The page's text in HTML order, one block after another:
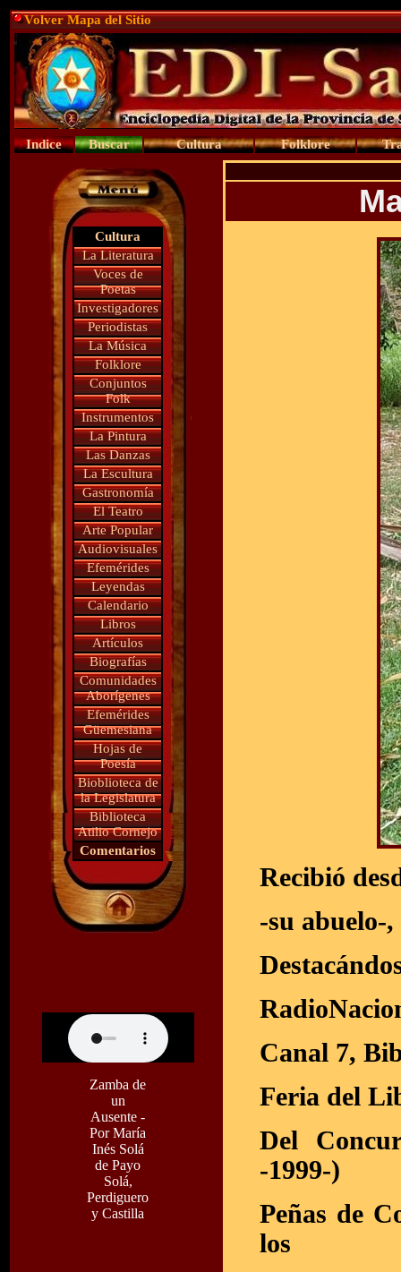
Volver Mapa del Sitio
Indice Buscar Cultura Folklore
Cultura
La Literatura
Voces de
Poetas
Investigadores
Periodistas
La Música
Folklore
Conjuntos
Folk
Instrumentos
La Pintura
Las Danzas
La Escultura
Gastronomía
El Teatro
Arte Popular
Audiovisuales
Efemérides
Leyendas
Calendario
Libros
Artículos
Biografías
Comunidades
Aborígenes
Efemérides
Güemesiana
Hojas de
Poesía
Bioblioteca de
la Legislatura
Biblioteca
Atilio Cornejo
Comentarios
Zamba de
un
Ausente -
Por María
Inés Solá
de Payo
Solá,
Perdiguero
y Castilla
Recibió
-su abuelo-
Canal 7,
Feria del
Del
-1999-)
Peñas de
los